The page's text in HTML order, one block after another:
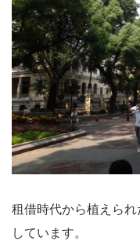
租借時代から植えら
しています。